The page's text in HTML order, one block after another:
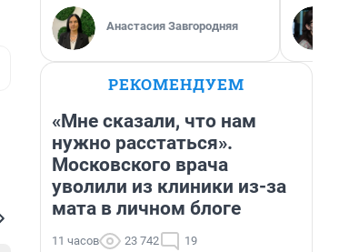
Анастасия Завгородняя
РЕКОМЕНДУЕМ
«Мне сказали, что нам
нужно расстаться».
Московского врача
уволили из клиники из-за
мата в личном блоге
11 часов 23 742 19